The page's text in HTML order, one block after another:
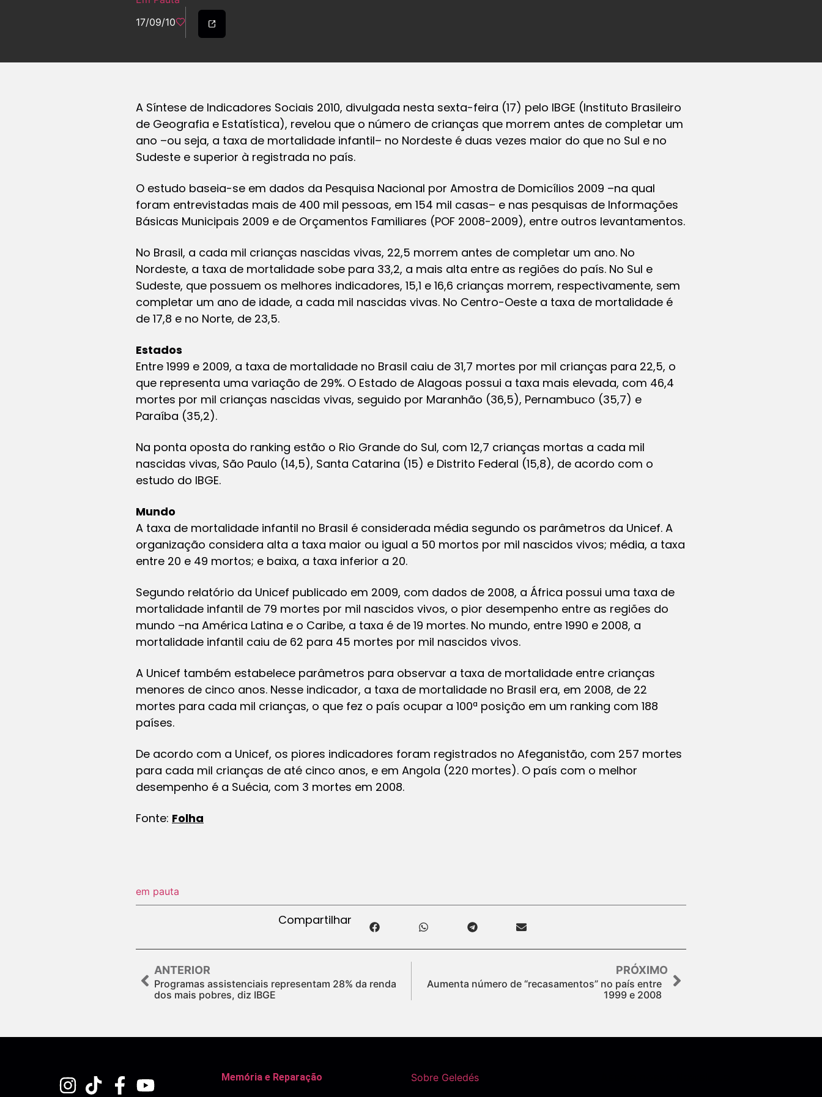
17/09/10
A Síntese de Indicadores Sociais 2010, divulgada nesta sexta-feira (17) pelo IBGE (Instituto Brasileiro
de Geografia e Estatística), revelou que o número de crianças que morrem antes de completar um
ano –ou seja, a taxa de mortalidade infantil– no Nordeste é duas vezes maior do que no Sul e no
Sudeste e superior à registrada no país.
O estudo baseia-se em dados da Pesquisa Nacional por Amostra de Domicílios 2009 –na qual
foram entrevistadas mais de 400 mil pessoas, em 154 mil casas– e nas pesquisas de Informações
Básicas Municipais 2009 e de Orçamentos Familiares (POF 2008-2009), entre outros levantamentos.
No Brasil, a cada mil crianças nascidas vivas, 22,5 morrem antes de completar um ano. No
Nordeste, a taxa de mortalidade sobe para 33,2, a mais alta entre as regiões do país. No Sul e
Sudeste, que possuem os melhores indicadores, 15,1 e 16,6 crianças morrem, respectivamente, sem
completar um ano de idade, a cada mil nascidas vivas. No Centro-Oeste a taxa de mortalidade é
de 17,8 e no Norte, de 23,5.
Estados
Entre 1999 e 2009, a taxa de mortalidade no Brasil caiu de 31,7 mortes por mil crianças para 22,5, o
que representa uma variação de 29%. O Estado de Alagoas possui a taxa mais elevada, com 46,4
mortes por mil crianças nascidas vivas, seguido por Maranhão (36,5), Pernambuco (35,7) e
Paraíba (35,2).
Na ponta oposta do ranking estão o Rio Grande do Sul, com 12,7 crianças mortas a cada mil
nascidas vivas, São Paulo (14,5), Santa Catarina (15) e Distrito Federal (15,8), de acordo com o
estudo do IBGE.
Mundo
A taxa de mortalidade infantil no Brasil é considerada média segundo os parâmetros da Unicef. A
organização considera alta a taxa maior ou igual a 50 mortos por mil nascidos vivos; média, a taxa
entre 20 e 49 mortos; e baixa, a taxa inferior a 20.
Segundo relatório da Unicef publicado em 2009, com dados de 2008, a África possui uma taxa de
mortalidade infantil de 79 mortes por mil nascidos vivos, o pior desempenho entre as regiões do
mundo –na América Latina e o Caribe, a taxa é de 19 mortes. No mundo, entre 1990 e 2008, a
mortalidade infantil caiu de 62 para 45 mortes por mil nascidos vivos.
A Unicef também estabelece parâmetros para observar a taxa de mortalidade entre crianças
menores de cinco anos. Nesse indicador, a taxa de mortalidade no Brasil era, em 2008, de 22
mortes para cada mil crianças, o que fez o país ocupar a 100ª posição em um ranking com 188
países.
De acordo com a Unicef, os piores indicadores foram registrados no Afeganistão, com 257 mortes
para cada mil crianças de até cinco anos, e em Angola (220 mortes). O país com o melhor
desempenho é a Suécia, com 3 mortes em 2008.
Fonte: Folha
em pauta
Compartilhar
ANTERIOR
Programas assistenciais representam 28% da renda
dos mais pobres, diz IBGE
PRÓXIMO
Aumenta número de “recasamentos” no país entre
1999 e 2008
Memória e Reparação Sobre Geledés